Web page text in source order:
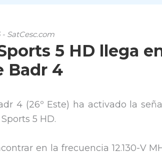
- SatCesc.com
5 HD llega
Badr 4
4 (26º Este) ha activado la
5 HD.
en la frecuencia 12.130-V